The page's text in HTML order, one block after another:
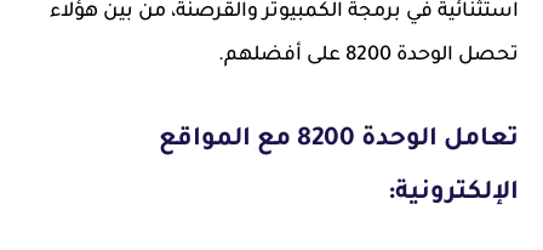
استثنائية في برمجة الكمبيوتر والقرصنة، من بين هؤلاء
تحصل الوحدة 8200 على أفضلهم.
تعامل الوحدة 8200 مع المواقع
الإلكترونية: